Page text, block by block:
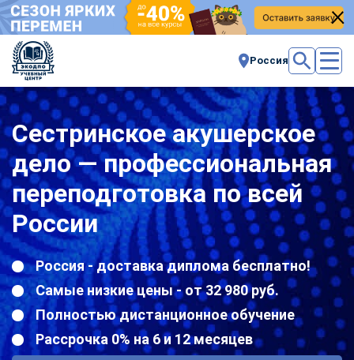
Россия
Сестринское акушерское
дело — профессиональная
переподготовка по всей
России
Россия - доставка диплома бесплатно!
Самые низкие цены - от 32 980 руб.
Полностью дистанционное обучение
Рассрочка 0% на 6 и 12 месяцев